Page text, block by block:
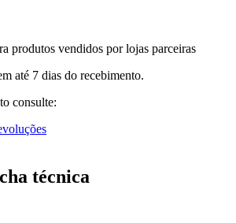
produtos vendidos por lojas parceiras
até 7 dias do recebimento.
consulte:
técnica